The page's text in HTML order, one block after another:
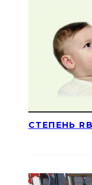
СТЕПЕНЬ